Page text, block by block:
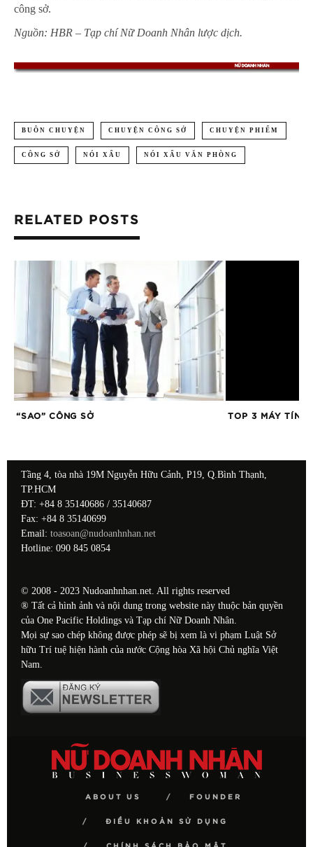
công sở.
Nguồn: HBR – Tạp chí Nữ Doanh Nhân lược dịch.
BUÔN CHUYỆN CHUYỆN CÔNG SỞ CHUYỆN PHIẾM
CÔNG SỞ NÓI XẤU NÓI XẤU VĂN PHÒNG
RELATED POSTS
“SAO” CÔNG SỞ TOP 3 MÁY TÍNH
Tầng 4, tòa nhà 19M Nguyễn Hữu Cảnh, P19, Q.Bình Thạnh,
TP.HCM
ĐT: +84 8 35140686 / 35140687
Fax: +84 8 35140699
Email: toasoan@nudoanhnhan.net
Hotline: 090 845 0854
© 2008 - 2023 Nudoanhnhan.net. All rights reserved
® Tất cả hình ảnh và nội dung trong website này thuộc bản quyền
của One Pacific Holdings và Tạp chí Nữ Doanh Nhân.
Mọi sự sao chép không được phép sẽ bị xem là vi phạm Luật Sở
hữu Trí tuệ hiện hành của nước Cộng hòa Xã hội Chủ nghĩa Việt
Nam.
ABOUT US FOUNDER
ĐIỀU KHOẢN SỬ DỤNG